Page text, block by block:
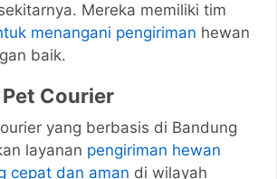
Mereka memiliki tim
menangani pengiriman hewan
baik.
Courier
yang berbasis di Bandung
layanan pengiriman hewan
cepat dan aman di wilayah